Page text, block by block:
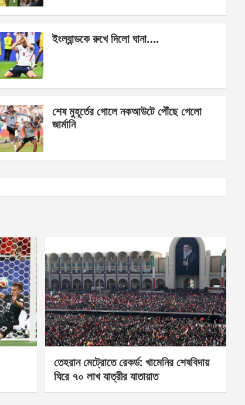
ইংল্যান্ডকে রুখে দিলো ঘানা….
শেষ মুহূর্তের গোলে নকআউটে পৌঁছে গেলো
জার্মানি
তেহরান মেট্রোতে রেকর্ড: খামেনির শেষবিদায়
ঘিরে ৭০ লাখ যাত্রীর যাতায়াত